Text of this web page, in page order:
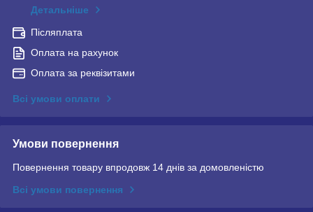
Детальніше
Післяплата
Оплата на рахунок
Оплата за реквізитами
Всі умови оплати
Умови повернення
Повернення товару впродовж 14 днів за домовленістю
Всі умови повернення